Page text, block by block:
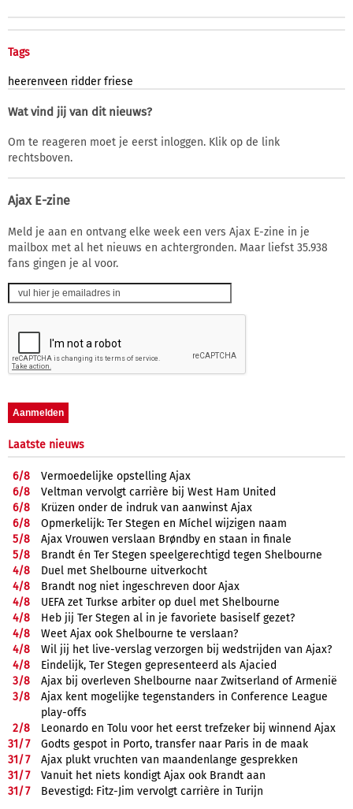
Tags
heerenveen ridder friese
Wat vind jij van dit nieuws?
Om te reageren moet je eerst inloggen. Klik op de link
rechtsboven.
Ajax E-zine
Meld je aan en ontvang elke week een vers Ajax E-zine in je
mailbox met al het nieuws en achtergronden. Maar liefst 35.938
fans gingen je al voor.
Laatste nieuws
6/8
Vermoedelijke opstelling Ajax
6/8
Veltman vervolgt carrière bij West Ham United
6/8
Krüzen onder de indruk van aanwinst Ajax
6/8
Opmerkelijk: Ter Stegen en Míchel wijzigen naam
5/8
Ajax Vrouwen verslaan Brøndby en staan in finale
5/8
Brandt én Ter Stegen speelgerechtigd tegen Shelbourne
4/8
Duel met Shelbourne uitverkocht
4/8
Brandt nog niet ingeschreven door Ajax
4/8
UEFA zet Turkse arbiter op duel met Shelbourne
4/8
Heb jij Ter Stegen al in je favoriete basiself gezet?
4/8
Weet Ajax ook Shelbourne te verslaan?
4/8
Wil jij het live-verslag verzorgen bij wedstrijden van Ajax?
4/8
Eindelijk, Ter Stegen gepresenteerd als Ajacied
3/8
Ajax bij overleven Shelbourne naar Zwitserland of Armenië
3/8
Ajax kent mogelijke tegenstanders in Conference League
play-offs
2/8
Leonardo en Tolu voor het eerst trefzeker bij winnend Ajax
31/7
Godts gespot in Porto, transfer naar Paris in de maak
31/7
Ajax plukt vruchten van maandenlange gesprekken
31/7
Vanuit het niets kondigt Ajax ook Brandt aan
31/7 Bevestigd: Fitz-Jim vervolgt carrière in Turijn